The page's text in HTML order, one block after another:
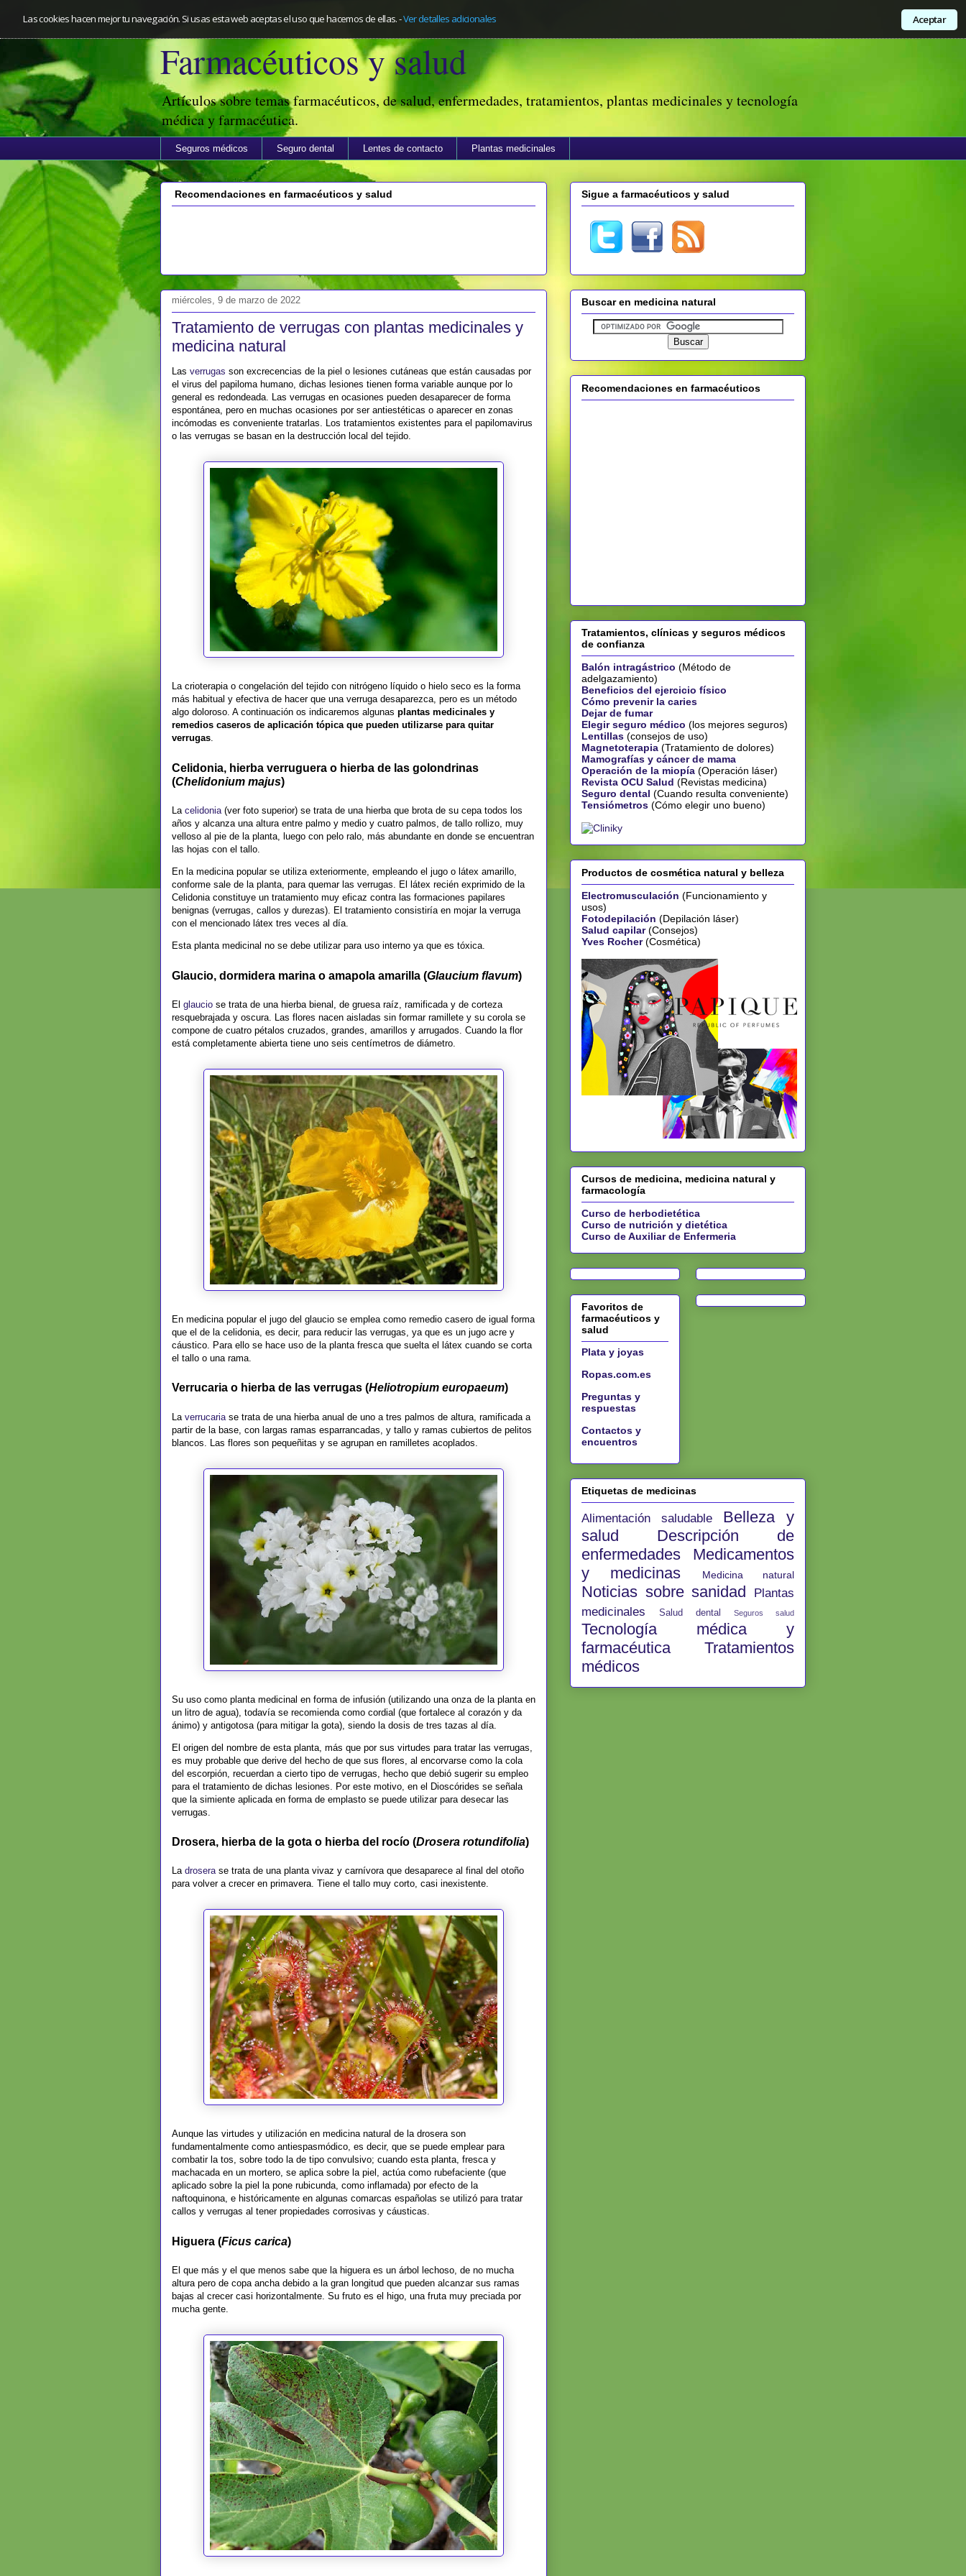
Las cookies hacen mejor tu navegación. Si usas esta web aceptas el uso que hacemos de ellas.-Ver detalles adicionales Aceptar
Farmacéuticos y salud
Artículos sobre temas farmacéuticos, de salud, enfermedades, tratamientos, plantas medicinales y tecnología
médica y farmacéutica.
Seguros médicos Seguro dental Lentes de contacto Plantas medicinales
Recomendaciones en farmacéuticos y salud
miércoles, 9 de marzo de 2022
Tratamiento de verrugas con plantas medicinales y
medicina natural
Las verrugas son excrecencias de la piel o lesiones cutáneas que están causadas por
el virus del papiloma humano, dichas lesiones tienen forma variable aunque por lo
general es redondeada. Las verrugas en ocasiones pueden desaparecer de forma
espontánea, pero en muchas ocasiones por ser antiestéticas o aparecer en zonas
incómodas es conveniente tratarlas. Los tratamientos existentes para el papilomavirus
o las verrugas se basan en la destrucción local del tejido.
La crioterapia o congelación del tejido con nitrógeno líquido o hielo seco es la forma
más habitual y efectiva de hacer que una verruga desaparezca, pero es un método
algo doloroso. A continuación os indicaremos algunas plantas medicinales y
remedios caseros de aplicación tópica que pueden utilizarse para quitar
verrugas
Celidonia, hierba verruguera o hierba de las golondrinas
(Chelidonium majus)
La celidonia (ver foto superior) se trata de una hierba que brota de su cepa todos los
años y alcanza una altura entre palmo y medio y cuatro palmos, de tallo rollizo, muy
velloso al pie de la planta, luego con pelo ralo, más abundante en donde se encuentran
las hojas con el tallo.
En la medicina popular se utiliza exteriormente, empleando el jugo o látex amarillo,
conforme sale de la planta, para quemar las verrugas. El látex recién exprimido de la
Celidonia constituye un tratamiento muy eficaz contra las formaciones papilares
benignas (verrugas, callos y durezas). El tratamiento consistiría en mojar la verruga
con el mencionado látex tres veces al día.
Esta planta medicinal no se debe utilizar para uso interno ya que es tóxica.
Glaucio, dormidera marina o amapola amarilla (Glaucium flavum)
El glaucio se trata de una hierba bienal, de gruesa raíz, ramificada y de corteza
resquebrajada y oscura. Las flores nacen aisladas sin formar ramillete y su corola se
compone de cuatro pétalos cruzados, grandes, amarillos y arrugados. Cuando la flor
está completamente abierta tiene uno seis centímetros de diámetro.
En medicina popular el jugo del glaucio se emplea como remedio casero de igual forma
que el de la celidonia, es decir, para reducir las verrugas, ya que es un jugo acre y
cáustico. Para ello se hace uso de la planta fresca que suelta el látex cuando se corta
el tallo o una rama.
Verrucaria o hierba de las verrugas (Heliotropium europaeum)
La verrucaria se trata de una hierba anual de uno a tres palmos de altura, ramificada a
partir de la base, con largas ramas esparrancadas, y tallo y ramas cubiertos de pelitos
blancos. Las flores son pequeñitas y se agrupan en ramilletes acoplados.
Su uso como planta medicinal en forma de infusión (utilizando una onza de la planta en
un litro de agua), todavía se recomienda como cordial (que fortalece al corazón y da
ánimo) y antigotosa (para mitigar la gota), siendo la dosis de tres tazas al día.
El origen del nombre de esta planta, más que por sus virtudes para tratar las verrugas,
es muy probable que derive del hecho de que sus flores, al encorvarse como la cola
del escorpión, recuerdan a cierto tipo de verrugas, hecho que debió sugerir su empleo
para el tratamiento de dichas lesiones. Por este motivo, en el Dioscórides se señala
que la simiente aplicada en forma de emplasto se puede utilizar para desecar las
verrugas.
Drosera, hierba de la gota o hierba del rocío (Drosera rotundifolia)
La droserase trata de una planta vivaz y carnívora que desaparece al final del otoño
para volver a crecer en primavera. Tiene el tallo muy corto, casi inexistente.
Aunque las virtudes y utilización en medicina natural de la drosera son
fundamentalmente como antiespasmódico, es decir, que se puede emplear para
combatir la tos, sobre todo la de tipo convulsivo; cuando esta planta, fresca y
machacada en un mortero, se aplica sobre la piel, actúa como rubefaciente (que
aplicado sobre la piel la pone rubicunda, como inflamada) por efecto de la
naftoquinona, e históricamente en algunas comarcas españolas se utilizó para tratar
callos y verrugas al tener propiedades corrosivas y cáusticas.
Higuera (Ficus carica)
El que más y el que menos sabe que la higuera es un árbol lechoso, de no mucha
altura pero de copa ancha debido a la gran longitud que pueden alcanzar sus ramas
bajas al crecer casi horizontalmente. Su fruto es el higo, una fruta muy preciada por
mucha gente.
Sigue a farmacéuticos y salud
Buscar en medicina natural
Recomendaciones en farmacéuticos
Tratamientos, clínicas y seguros médicos
de confianza
Balón intragástrico (Método de
adelgazamiento)
Beneficios del ejercicio físico
Cómo prevenir la caries
Dejar de fumar
Elegir seguro médico (los mejores seguros)
Lentillas (consejos de uso)
Magnetoterapia (Tratamiento de dolores)
Mamografías y cáncer de mama
Operación de la miopía (Operación láser)
Revista OCU Salud (Revistas medicina)
Seguro dental (Cuando resulta conveniente)
Tensiómetros (Cómo elegir uno bueno)
Productos de cosmética natural y belleza
Electromusculación (Funcionamiento y
usos)
Fotodepilación (Depilación láser)
Salud capilar(Consejos)
Yves Rocher(Cosmética)
Cursos de medicina, medicina natural y
farmacología
Curso de herbodietética
Curso de nutrición y dietética
Curso de Auxiliar de Enfermeria
Favoritos de
farmacéuticos y
salud
Plata y joyas
Ropas.com.es
Preguntas y
respuestas
Contactos y
encuentros
Etiquetas de medicinas
Alimentación saludable Belleza y
salud Descripción de
enfermedades Medicamentos
y medicinas
Medicina natural
Noticias sobre sanidad
Plantas
medicinales
Salud dental Seguros salud
Tecnología médica y
farmacéutica Tratamientos
médicos